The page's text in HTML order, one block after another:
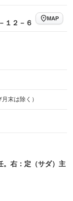
１２－６
MAP
末は除く）
。右：定（サダ）主